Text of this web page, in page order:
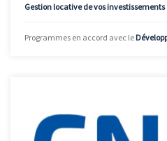
Gestion locative de vos investissements
Programmes en accord avec le